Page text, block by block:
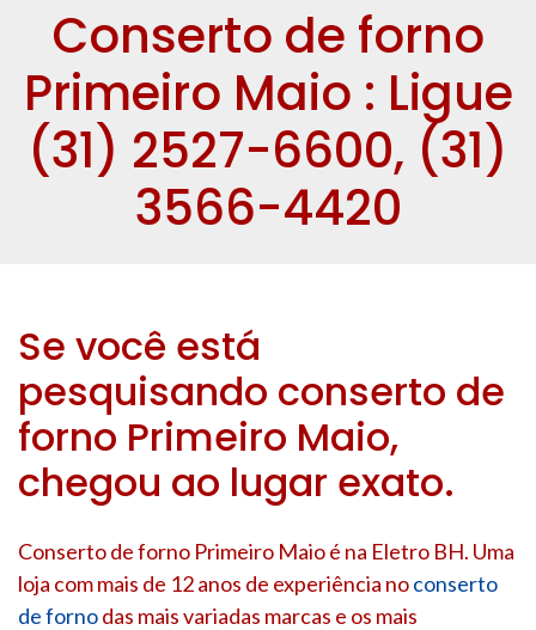
Conserto de forno
Primeiro Maio : Ligue
(31) 2527-6600, (31)
3566-4420
Se você está
pesquisando conserto de
forno Primeiro Maio,
chegou ao lugar exato.
Conserto de forno Primeiro Maio é na Eletro BH. Uma
loja com mais de 12 anos de experiência noconserto
de fornodas mais variadas marcas e os mais